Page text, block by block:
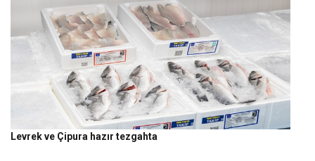
Levrek ve Çipura hazır tezgahta